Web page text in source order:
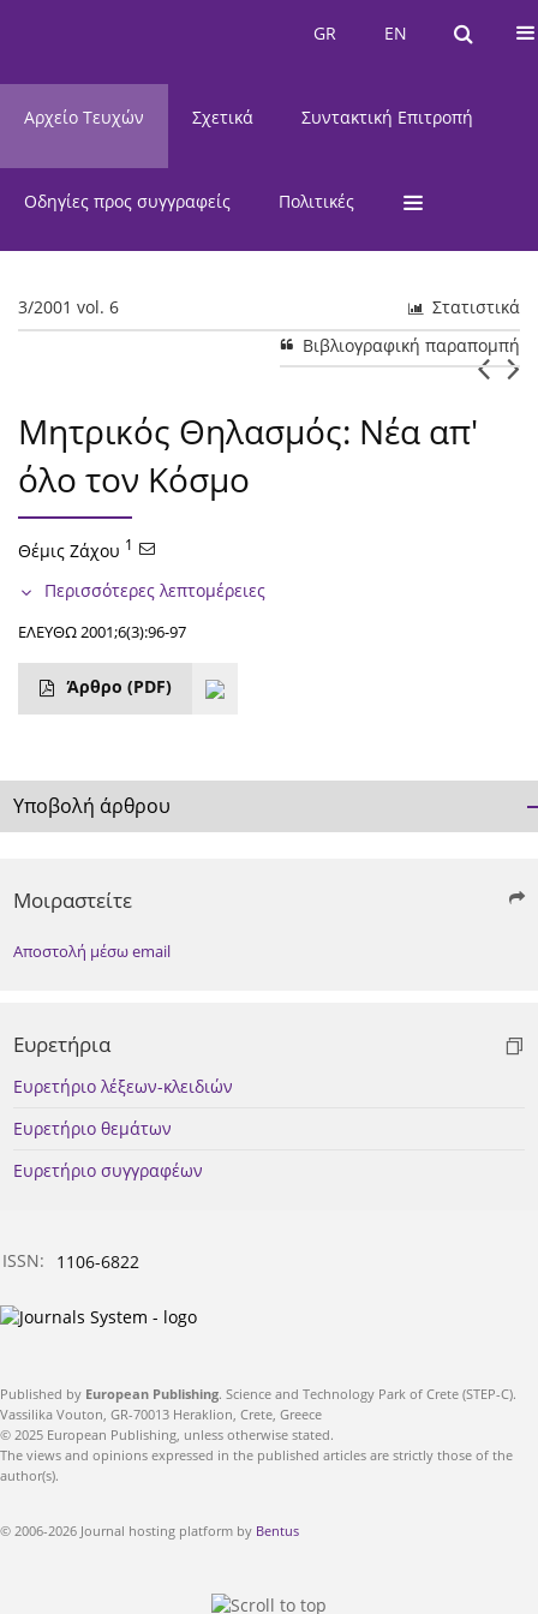
EN
GR EN
GR
Αρχείο Τευχών Σχετικά Συντακτική Επιτροπή
Οδηγίες προς συγγραφείς Πολιτικές
3/2001 vol. 6
Στατιστικά
Βιβλιογραφική παραπομπή
Μητρικός Θηλασμός: Νέα απ'
όλο τον Κόσμο
Θέμις Ζάχου 1
Περισσότερες λεπτομέρειες
ΕΛΕΥΘΩ 2001;6(3):96-97
Άρθρο (PDF)
Υποβολή άρθρου
Μοιραστείτε
Αποστολή μέσω email
Ευρετήρια
Ευρετήριο λέξεων-κλειδιών
Ευρετήριο θεμάτων
Ευρετήριο συγγραφέων
ISSN: 1106-6822
Published by European Publishing. Science and Technology Park of Crete (STEP-C).
Vassilika Vouton, GR-70013 Heraklion, Crete, Greece
© 2025 European Publishing, unless otherwise stated.
The views and opinions expressed in the published articles are strictly those of the
author(s).
© 2006-2026 Journal hosting platform by Bentus